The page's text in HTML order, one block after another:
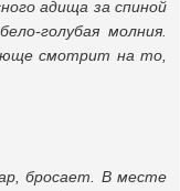
адища за спиной
голубая молния.
смотрит на то,
бросает. В месте